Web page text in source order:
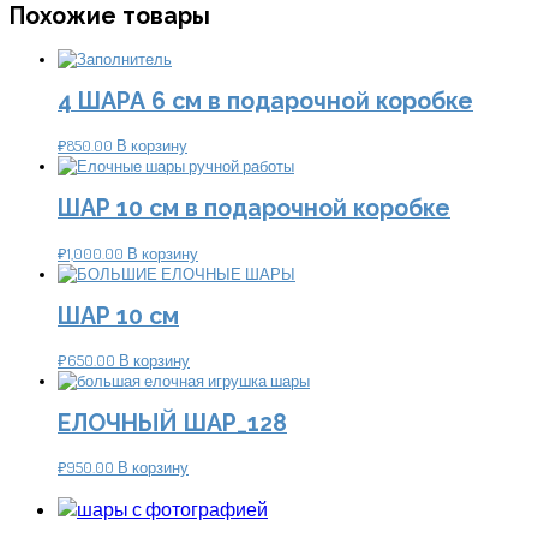
Похожие товары
4 ШАРА 6 см в подарочной коробке
₽850.00 В корзину
ШАР 10 см в подарочной коробке
₽1,000.00 В корзину
ШАР 10 см
₽650.00 В корзину
ЕЛОЧНЫЙ ШАР_128
₽950.00 В корзину